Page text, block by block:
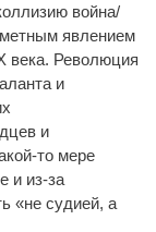
война/
явлением
века. Революция
и
и
то мере
и из-за
«не судией, а